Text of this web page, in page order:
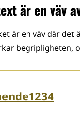
är en väv
är en väv där
begripligheten,
1234